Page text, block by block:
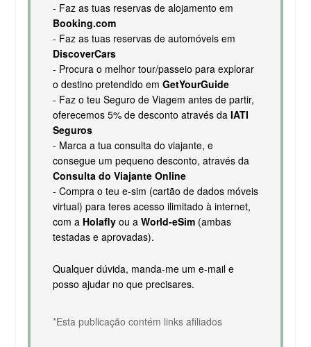
- Faz as tuas reservas de alojamento em
Booking.com
- Faz as tuas reservas de automóveis em
DiscoverCars
- Procura o melhor tour/passeio para explorar
o destino pretendido em GetYourGuide
- Faz o teu Seguro de Viagem antes de partir,
oferecemos 5% de desconto através da IATI
Seguros
- Marca a tua consulta do viajante, e
consegue um pequeno desconto, através da
Consulta do Viajante Online
- Compra o teu e-sim (cartão de dados móveis
virtual) para teres acesso ilimitado à internet,
com a Holaflyou a World-eSim(ambas
testadas e aprovadas).
Qualquer dúvida, manda-me um e-mail e
posso ajudar no que precisares.
*Esta publicação contém links afiliados